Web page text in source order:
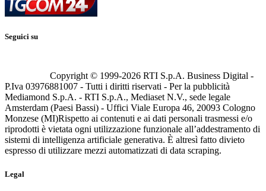
Seguici su
Copyright © 1999-2026 RTI S.p.A. Business Digital -
P.Iva 03976881007 - Tutti i diritti riservati - Per la pubblicità
Mediamond S.p.A. - RTI S.p.A., Mediaset N.V., sede legale
Amsterdam (Paesi Bassi) - Uffici Viale Europa 46, 20093 Cologno
Monzese (MI)Rispetto ai contenuti e ai dati personali trasmessi e/o
riprodotti è vietata ogni utilizzazione funzionale all’addestramento di
sistemi di intelligenza artificiale generativa. È altresì fatto divieto
espresso di utilizzare mezzi automatizzati di data scraping.
Legal